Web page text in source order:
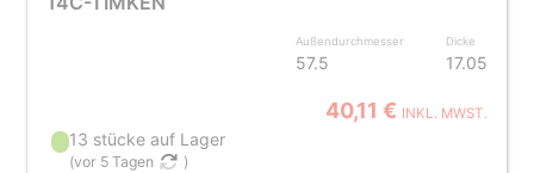
Außendurchmesser
57.5
Dicke
17.05
40,11 € INKL. MWST.
13 stücke auf Lager
(vor 5 Tagen )